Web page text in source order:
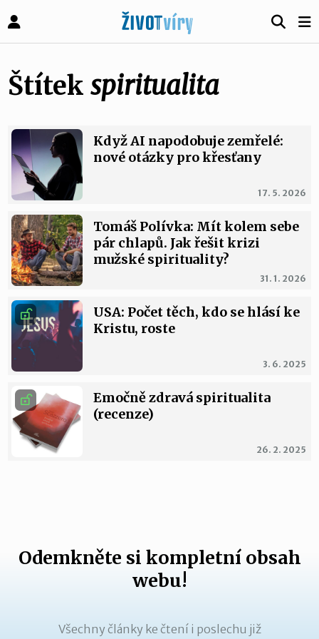
Štítekspiritualita
17. 5. 2026
Když AI napodobuje zemřelé:
nové otázky pro křesťany
31. 1. 2026
Tomáš Polívka: Mít kolem sebe
pár chlapů. Jak řešit krizi
mužské spirituality?
3. 6. 2025
USA: Počet těch, kdo se hlásí ke
Kristu, roste
26. 2. 2025
Emočně zdravá spiritualita
(recenze)
Odemkněte si kompletní obsah
webu!
Všechny články ke čtení i poslechu již